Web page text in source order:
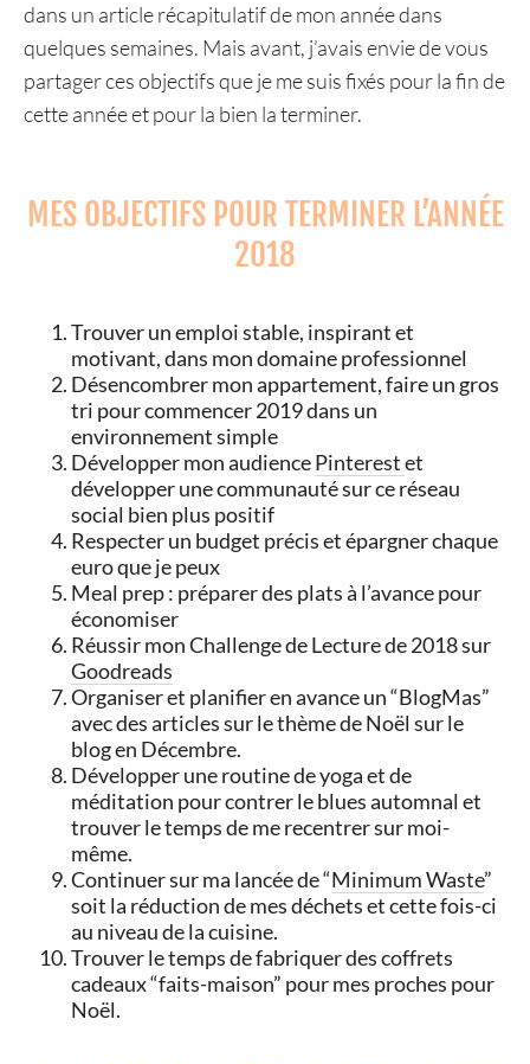
dans un article récapitulatif de mon année dans
quelques semaines. Mais avant, j’avais envie de vous
partager ces objectifs que je me suis fixés pour la fin de
cette année et pour la bien la terminer.
MES OBJECTIFS POUR TERMINER L’ANNÉE
2018
Trouver un emploi stable, inspirant et
motivant, dans mon domaine professionnel
Désencombrer mon appartement, faire un gros
tri pour commencer 2019 dans un
environnement simple
Développer mon audiencePinterestet
développer une communauté sur ce réseau
social bien plus positif
Respecter un budget précis et épargner chaque
euro que je peux
Meal prep : préparer des plats à l’avance pour
économiser
Réussir mon Challenge de Lecture de 2018 sur
Goodreads
Organiser et planifier en avance un “BlogMas”
avec des articles sur le thème de Noël sur le
blog en Décembre.
Développer une routine de yoga et de
méditation pour contrer le blues automnal et
trouver le temps de me recentrer sur moi-
même.
Continuer sur ma lancée de “Minimum Waste”
soit la réduction de mes déchets et cette fois-ci
au niveau de la cuisine.
Trouver le temps de fabriquer des coffrets
cadeaux “faits-maison” pour mes proches pour
Noël.